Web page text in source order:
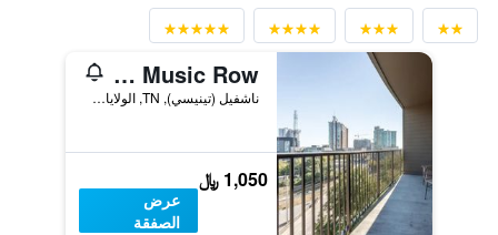
Locale Nashville - Music Row
ناشفيل (تينيسي), TN, الولايات المتحدة الأميريكية
1,050 ﷼
عرض
الصفقة